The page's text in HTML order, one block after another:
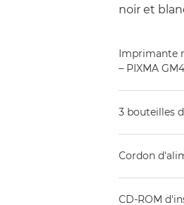
noir et
Imprimante
– PIXMA
3 bouteilles
Cordon
CD-ROM